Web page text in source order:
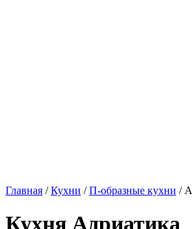
Главная /Кухни /П-образные кухни /
Кухня Адриатика